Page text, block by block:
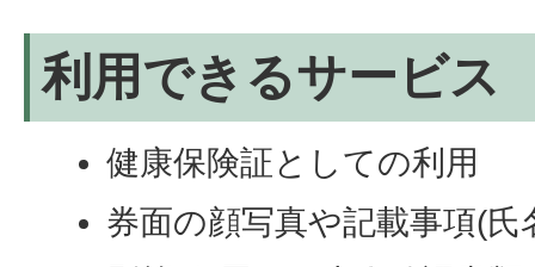
利用できるサービス
健康保険証としての利用
券面の顔写真や記載事項(